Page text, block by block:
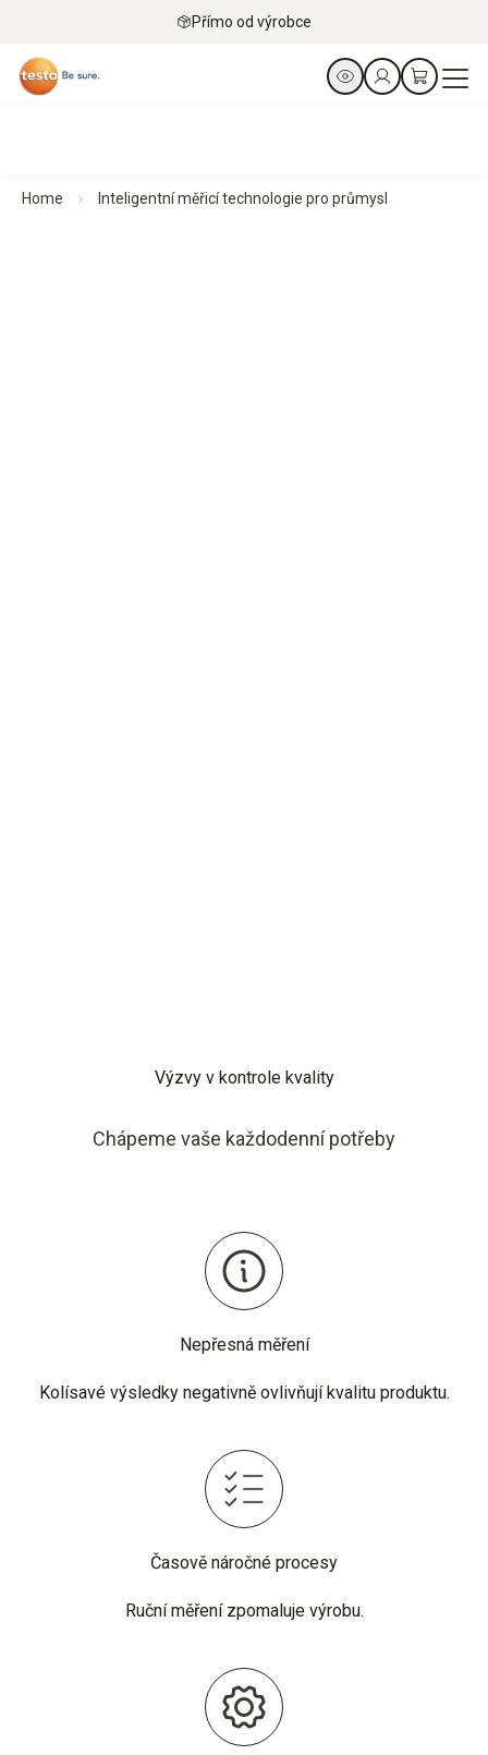
Přímo od výrobce
Home Inteligentní měřicí technologie pro průmysl
Výzvy v kontrole kvality
Chápeme vaše každodenní potřeby
Nepřesná měření
Kolísavé výsledky negativně ovlivňují kvalitu produktu.
Časově náročné procesy
Ruční měření zpomaluje výrobu.